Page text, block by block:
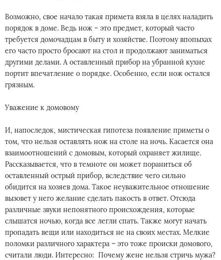
Возможно, свое начало такая примета взяла в целях наладить
порядок в доме. Ведь нож – это предмет, который часто
требуется домочадцам в быту и хозяйстве. Поэтому впопыхах
его часто просто бросают на стол и продолжают заниматься
другими делами. А оставленный прибор на убранной кухне
портит впечатление о порядке. Особенно, если нож остался
грязным.
Уважение к домовому
И, напоследок, мистическая гипотеза появление приметы о
том, что нельзя оставлять нож на столе на ночь. Касается она
взаимоотношений с домовым, который охраняет жилище.
Рассказывается, что в темноте он может пораниться об
оставленный острый прибор, вследствие чего сильно
обидится на хозяев дома. Такое неуважительное отношение
вызовет у него желание сделать пакость в ответ. Отсюда
различные звуки непонятного происхождения, которые
слышатся ночью, когда все легли спать. Также могут начать
пропадать вещи или находиться не на своих местах. Мелкие
поломки различного характера – это тоже происки домового,
считали люди. Интересно: Почему жене нельзя стричь мужа?